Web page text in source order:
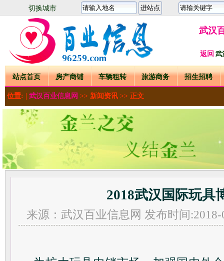
切换城市
武汉
返回 武
站点首页 房产商铺 车辆租转 旅游商务 招生招聘
位置: | 武汉百业信息网 >> 新闻资讯 >> 正文
2018武汉国际玩具
来源：武汉百业信息网 发布时间